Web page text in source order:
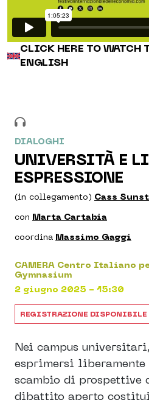
CLICK HERE TO WATCH
ENGLISH
DIALOGHI
UNIVERSITÀ E
ESPRESSIONE
(in collegamento) Cass
con Marta Cartabia
coordina Massimo Gaggi
CAMERA Centro Italiano
Gymnasium
2 giugno 2025 - 15:30
REGISTRAZIONE DISPONIBILE
Nei campus
esprimersi liberamente
scambio di prospettive
dibattito aperto